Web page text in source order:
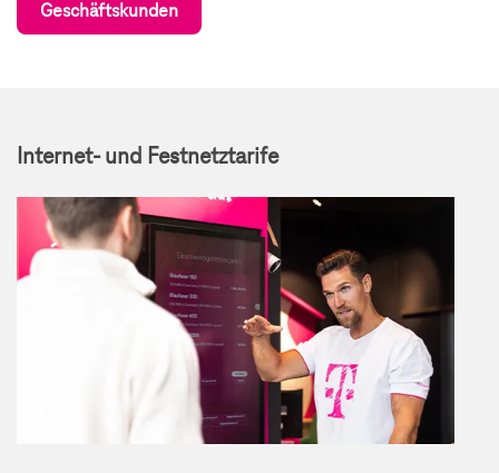
Geschäftskunden
Internet- und Festnetztarife